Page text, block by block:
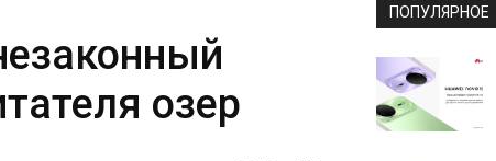
озер
ПОПУЛЯРНОЕ